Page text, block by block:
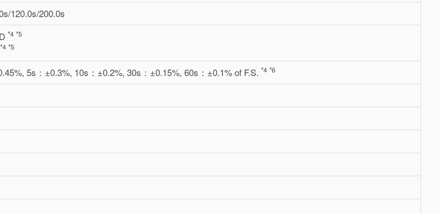
120.0s/200.0s
*4 *5
*4 *5
5s：±0.3%, 10s：±0.2%, 30s：±0.15%, 60s：±0.1% of F.S. *4 *6